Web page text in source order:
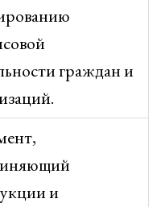
граждан и
и